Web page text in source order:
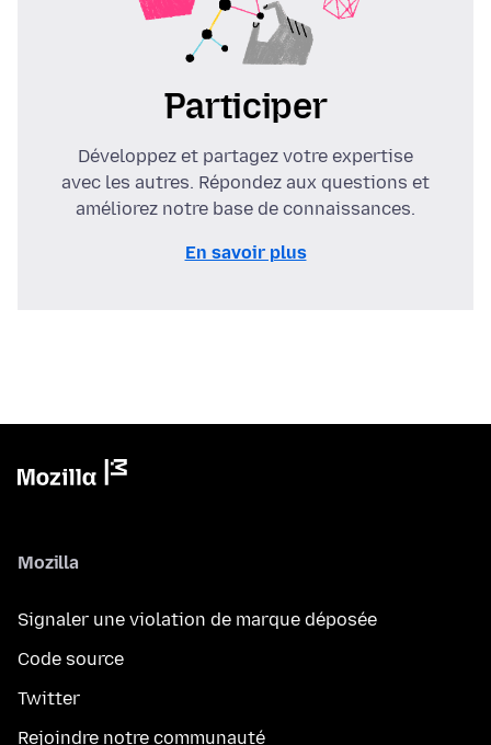
Participer
Développez et partagez votre expertise
avec les autres. Répondez aux questions et
améliorez notre base de connaissances.
En savoir plus
Mozilla
Signaler une violation de marque déposée
Code source
Twitter
Rejoindre notre communauté